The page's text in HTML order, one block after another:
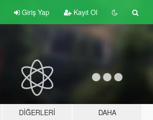
Giriş Yap Kayıt Ol
DIĞERLERI DAHA